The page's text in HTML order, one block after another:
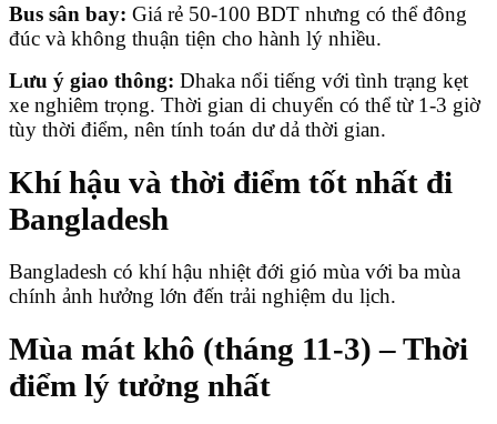
Bus sân bay: Giá rẻ 50-100 BDT nhưng có thể đông
đúc và không thuận tiện cho hành lý nhiều.
Lưu ý giao thông: Dhaka nổi tiếng với tình trạng kẹt
xe nghiêm trọng. Thời gian di chuyển có thể từ 1-3 giờ
tùy thời điểm, nên tính toán dư dả thời gian.
Khí hậu và thời điểm tốt nhất đi
Bangladesh
Bangladesh có khí hậu nhiệt đới gió mùa với ba mùa
chính ảnh hưởng lớn đến trải nghiệm du lịch.
Mùa mát khô (tháng 11-3) – Thời
điểm lý tưởng nhất